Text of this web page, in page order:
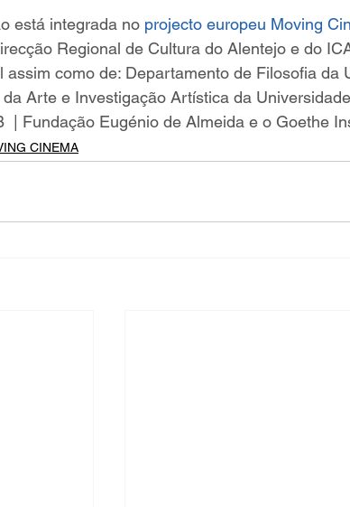
está integrada no projecto europeu Moving
Regional de Cultura do Alentejo e do
assim como de: Departamento de Filosofia da
Arte e Investigação Artística da
| Fundação Eugénio de Almeida e o Goethe
CINEMA